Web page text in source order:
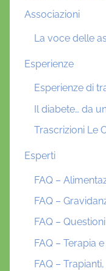
Associazioni
La voce delle
Esperienze
Esperienze di
Il diabete… da
Trascrizioni Le
Esperti
FAQ –
FAQ –
FAQ –
FAQ – Terapia
FAQ –